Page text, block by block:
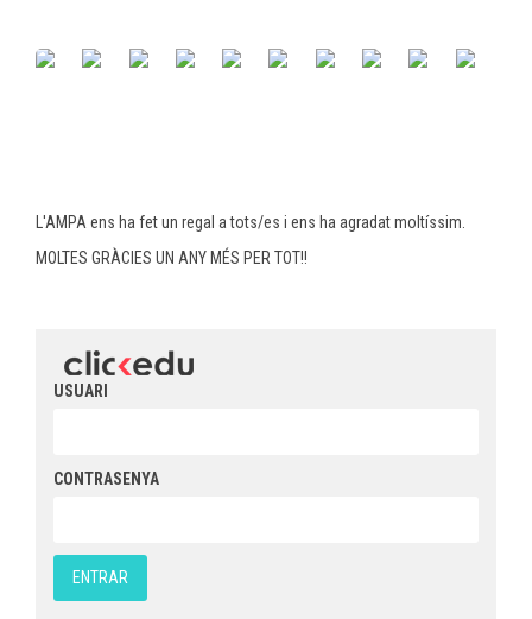
L'AMPA ens ha fet un regal a tots/es i ens ha agradat moltíssim.
MOLTES GRÀCIES UN ANY MÉS PER TOT!!
USUARI
CONTRASENYA